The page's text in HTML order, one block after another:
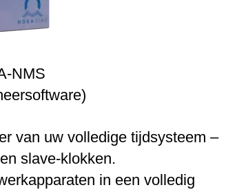
NMS
van uw volledige tijdsysteem –
slave-klokken.
in een volledig